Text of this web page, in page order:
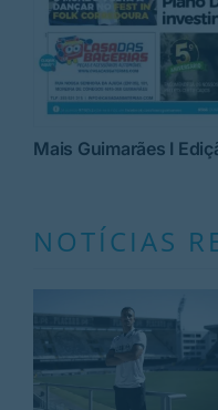
Mais Guimarães I
NOTÍCIAS